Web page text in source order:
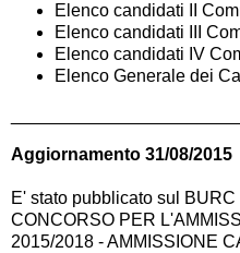
Elenco candidati II
Elenco candidati III
Elenco candidati IV
Elenco Generale dei
Aggiornamento 31/08/2015
E' stato pubblicato sul
CONCORSO PER
2015/2018 - AMMISSIONE